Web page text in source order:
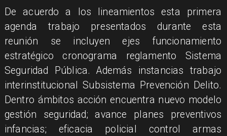
De acuerdo a los lineamientos esta primera
agenda trabajo presentados durante esta
reunión se incluyen ejes funcionamiento
estratégico cronograma reglamento Sistema
Seguridad Pública. Además instancias trabajo
interinstitucional Subsistema Prevención Delito.
Dentro ámbitos acción encuentra nuevo modelo
gestión seguridad; avance planes preventivos
infancias; eficacia policial control armas